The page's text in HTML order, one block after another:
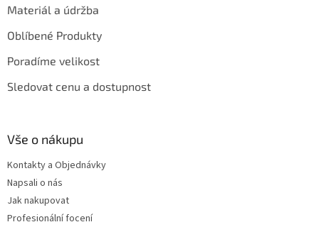
Materiál a údržba
Oblíbené Produkty
Poradíme velikost
Sledovat cenu a dostupnost
Vše o nákupu
Kontakty a Objednávky
Napsali o nás
Jak nakupovat
Profesionální focení